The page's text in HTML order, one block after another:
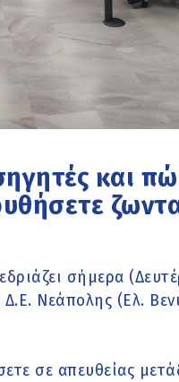
και
σήμερα
Νεάπολης (Ελ.
σε απευθείας